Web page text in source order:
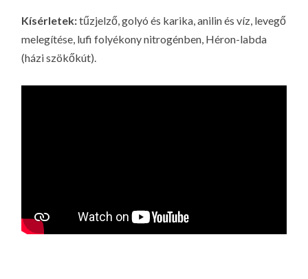
Kísérletek:tűzjelző, golyó és karika, anilin és víz, levegő
melegítése, lufi folyékony nitrogénben, Héron-labda
(házi szökőkút).